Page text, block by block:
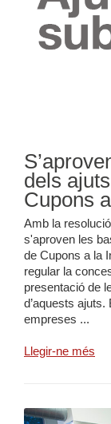
dels
Cupons
Amb la
s'aproven les
de Cupons a la
regular la
presentació de
d’aquests
empreses ...
Llegir-ne més